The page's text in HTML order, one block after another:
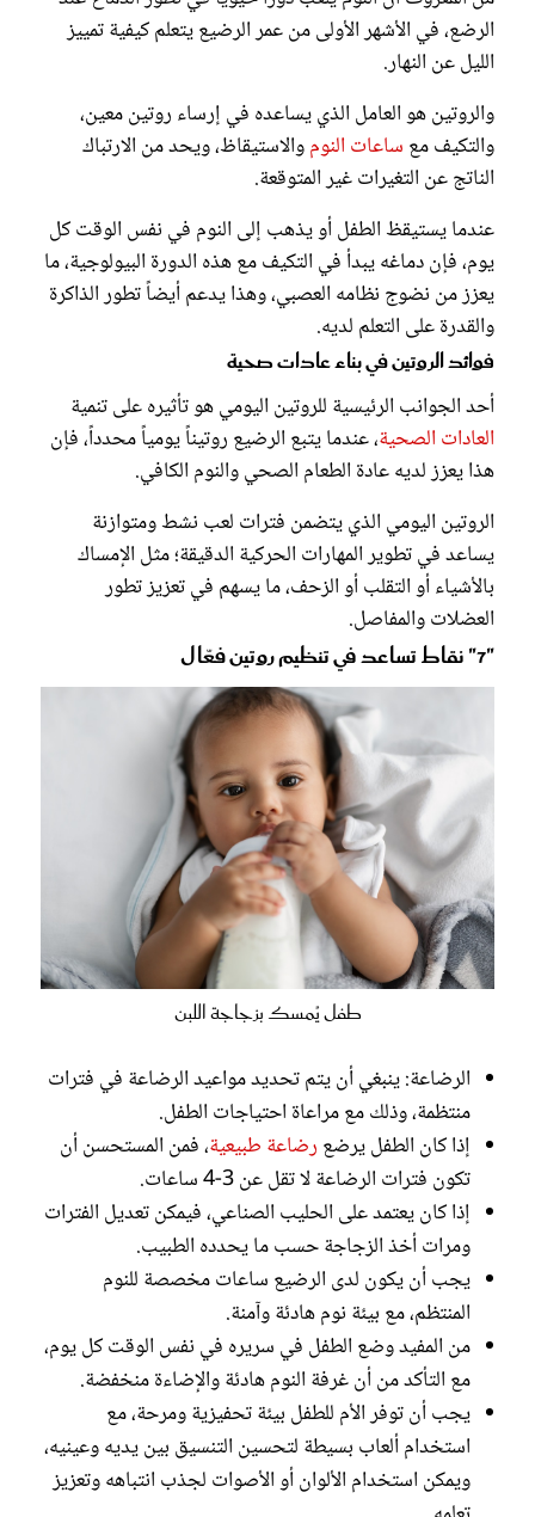
الرضع، في الأشهر الأولى من عمر الرضيع يتعلم كيفية تمييز
الليل عن النهار.
والروتين هو العامل الذي يساعده في إرساء روتين معين،
والتكيف مع ساعات النوموالاستيقاظ، ويحد من الارتباك
الناتج عن التغيرات غير المتوقعة.
عندما يستيقظ الطفل أو يذهب إلى النوم في نفس الوقت كل
يوم، فإن دماغه يبدأ في التكيف مع هذه الدورة البيولوجية، ما
يعزز من نضوج نظامه العصبي، وهذا يدعم أيضاً تطور الذاكرة
والقدرة على التعلم لديه.
فوائد الروتين في بناء عادات صحية
أحد الجوانب الرئيسية للروتين اليومي هو تأثيره على تنمية
العادات الصحية، عندما يتبع الرضيع روتيناً يومياً محدداً، فإن
هذا يعزز لديه عادة الطعام الصحي والنوم الكافي.
الروتين اليومي الذي يتضمن فترات لعب نشط ومتوازنة
يساعد في تطوير المهارات الحركية الدقيقة؛ مثل الإمساك
بالأشياء أو التقلب أو الزحف، ما يسهم في تعزيز تطور
العضلات والمفاصل.
"7" نقاط تساعد في تنظيم روتين فعّال
طفل يُمسك بزجاجة اللبن
الرضاعة: ينبغي أن يتم تحديد مواعيد الرضاعة في فترات
منتظمة، وذلك مع مراعاة احتياجات الطفل.
إذا كان الطفل يرضع رضاعة طبيعية، فمن المستحسن أن
تكون فترات الرضاعة لا تقل عن 3-4 ساعات.
إذا كان يعتمد على الحليب الصناعي، فيمكن تعديل الفترات
ومرات أخذ الزجاجة حسب ما يحدده الطبيب.
يجب أن يكون لدى الرضيع ساعات مخصصة للنوم
المنتظم، مع بيئة نوم هادئة وآمنة.
من المفيد وضع الطفل في سريره في نفس الوقت كل يوم،
مع التأكد من أن غرفة النوم هادئة والإضاءة منخفضة.
يجب أن توفر الأم للطفل بيئة تحفيزية ومرحة، مع
استخدام ألعاب بسيطة لتحسين التنسيق بين يديه وعينيه،
ويمكن استخدام الألوان أو الأصوات لجذب انتباهه وتعزيز